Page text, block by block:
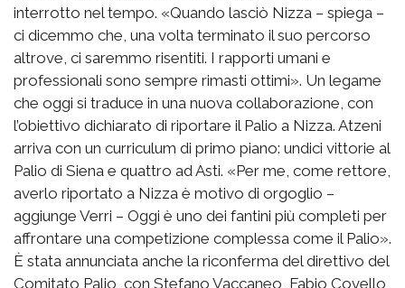
interrotto nel tempo. «Quando lasciò Nizza – spiega –
ci dicemmo che, una volta terminato il suo percorso
altrove, ci saremmo risentiti. I rapporti umani e
professionali sono sempre rimasti ottimi». Un legame
che oggi si traduce in una nuova collaborazione, con
l’obiettivo dichiarato di riportare il Palio a Nizza. Atzeni
arriva con un curriculum di primo piano: undici vittorie al
Palio di Siena e quattro ad Asti. «Per me, come rettore,
averlo riportato a Nizza è motivo di orgoglio –
aggiunge Verri – Oggi è uno dei fantini più completi per
affrontare una competizione complessa come il Palio».
È stata annunciata anche la riconferma del direttivo del
Comitato Palio, con Stefano Vaccaneo, Fabio Covello,